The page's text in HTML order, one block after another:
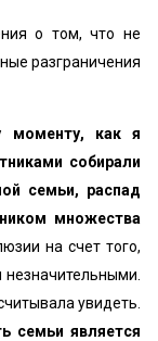
о том, что не
разграничения
моменту, как я
собирали
семьи, распад
множества
на счет того,
увидеть.
семьи является